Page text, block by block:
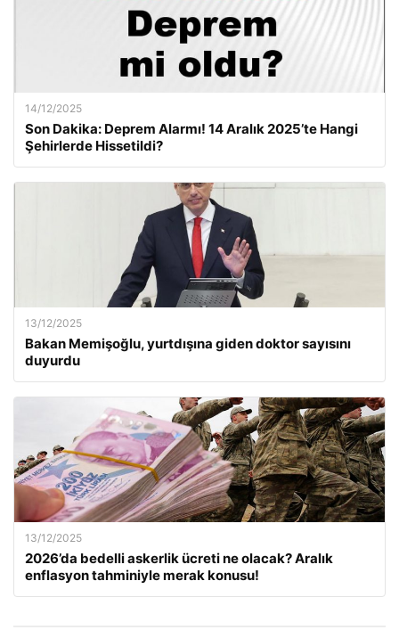
14/12/2025
Son Dakika: Deprem Alarmı! 14 Aralık 2025’te Hangi
Şehirlerde Hissetildi?
13/12/2025
Bakan Memişoğlu, yurtdışına giden doktor sayısını
duyurdu
13/12/2025
2026’da bedelli askerlik ücreti ne olacak? Aralık
enflasyon tahminiyle merak konusu!